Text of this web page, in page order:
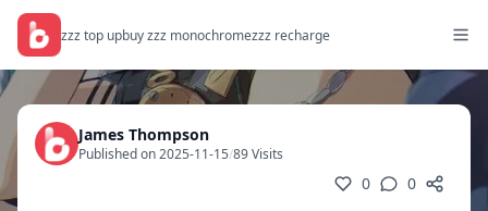
zzz top upbuy zzz monochromezzz recharge
James Thompson
Published on 2025-11-15/89 Visits
0 0